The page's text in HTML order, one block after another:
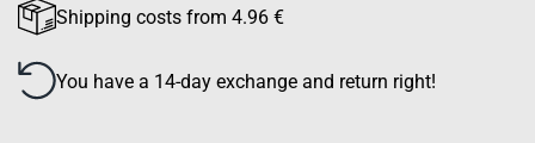
Shipping costs from 4.96 €
You have a 14-day exchange and return right!